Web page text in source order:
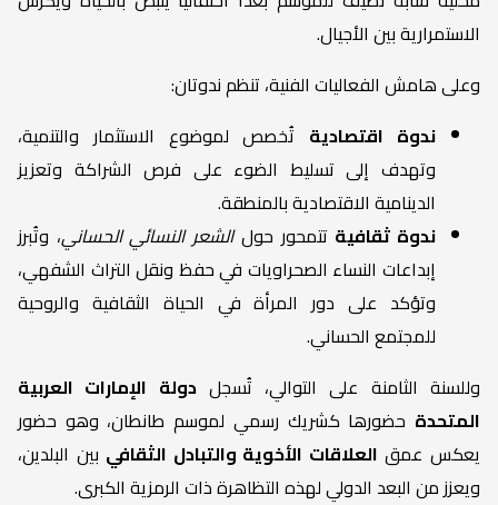
الاستمرارية بين الأجيال.
وعلى هامش الفعاليات الفنية، تنظم ندوتان:
ندوة اقتصادية تُخصص لموضوع الاستثمار والتنمية،
وتهدف إلى تسليط الضوء على فرص الشراكة وتعزيز
الدينامية الاقتصادية بالمنطقة.
ندوة ثقافية تتمحور حولالشعر النسائي الحساني، وتُبرز
إبداعات النساء الصحراويات في حفظ ونقل التراث الشفهي،
وتؤكد على دور المرأة في الحياة الثقافية والروحية
للمجتمع الحساني.
وللسنة الثامنة على التوالي، تُسجلدولة الإمارات العربية
المتحدة حضورها كشريك رسمي لموسم طانطان، وهو حضور
يعكس عمق العلاقات الأخوية والتبادل الثقافي بين البلدين،
ويعزز من البعد الدولي لهذه التظاهرة ذات الرمزية الكبرى.